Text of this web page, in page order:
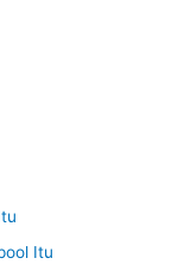
Itu